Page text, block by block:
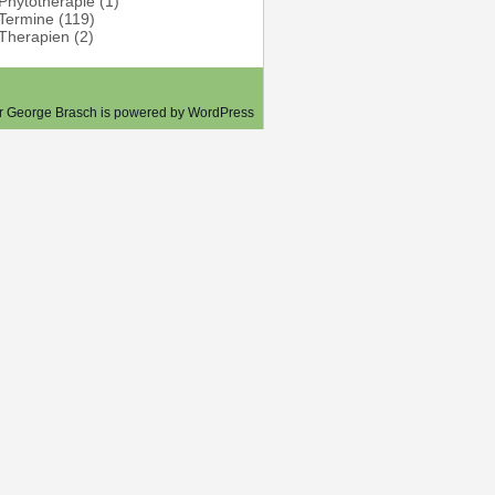
(119)
(2)
George Brasch is powered by WordPress